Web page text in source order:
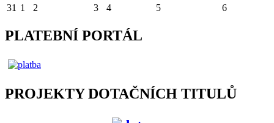
31 1 2 3 4 5 6
PLATEBNÍ PORTÁL
PROJEKTY DOTAČNÍCH TITULŮ